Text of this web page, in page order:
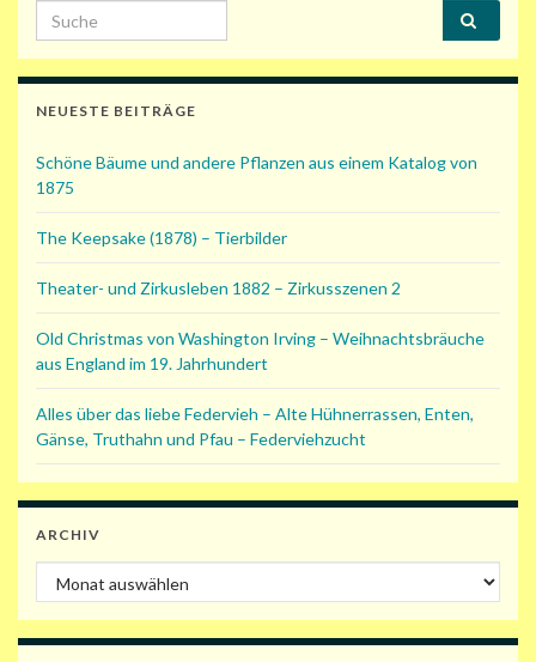
Search for:
NEUESTE BEITRÄGE
Schöne Bäume und andere Pflanzen aus einem Katalog von
1875
The Keepsake (1878) – Tierbilder
Theater- und Zirkusleben 1882 – Zirkusszenen 2
Old Christmas von Washington Irving – Weihnachtsbräuche
aus England im 19. Jahrhundert
Alles über das liebe Federvieh – Alte Hühnerrassen, Enten,
Gänse, Truthahn und Pfau – Federviehzucht
ARCHIV
Archiv